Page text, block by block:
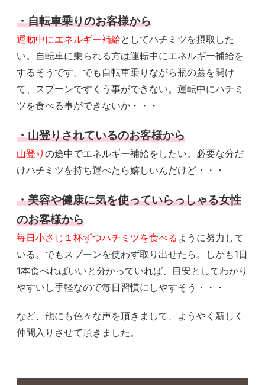
・自転車乗りのお客様から
運動中にエネルギー補給としてハチミツを摂取した
い。自転車に乗られる方は運転中にエネルギー補給を
するそうです。でも自転車乗りながら瓶の蓋を開け
て、スプーンですくう事ができない。運転中にハチミ
ツを食べる事ができないか・・・
・山登りされているのお客様から
山登り の途中でエネルギー補給をしたい。必要な分だ
けハチミツを持ち運べたら嬉しいんだけど・・・
・美容や健康に気を使っていらっしゃる女性
のお客様から
毎日小さじ１杯ずつハチミツを食べる ように努力して
いる。でもスプーンを使わず取り出せたら。しかも1日
1本食べればいいと分かっていれば、目安としてわかり
やすいし手軽なので毎日習慣にしやすそう・・・
など、他にも色々な声を頂きまして、ようやく新しく
仲間入りさせて頂きました。